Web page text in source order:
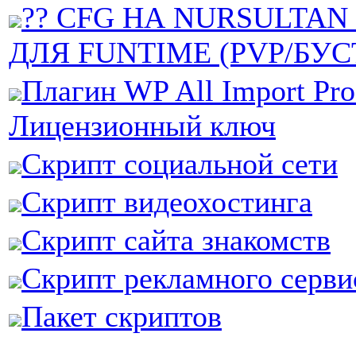
?? CFG НА
ДЛЯ FUNTIME (PVP/
Плагин WP All Import
Лицензионный ключ
Скрипт социальной сети
Скрипт видеохостинга
Скрипт сайта знакомств
Скрипт рекламного
Пакет скриптов